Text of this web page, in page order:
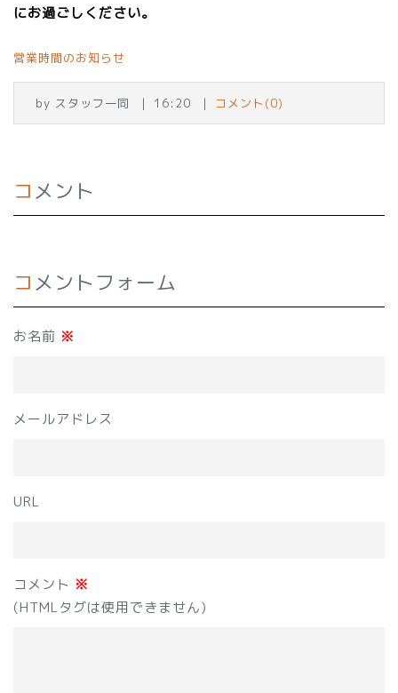
にお過ごしください。
営業時間のお知らせ
by スタッフ一同 16:20 コメント(0)
コメント
コメントフォーム
お名前 ※
メールアドレス
URL
コメント ※
(HTMLタグは使用できません)